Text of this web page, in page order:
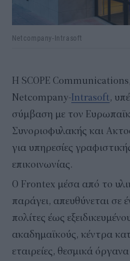
Netcompany-Intrasoft
Η SCOPE
Netcompany-Intrasoft,
σύμβαση με τον
Συνοριοφυλακής και
για υπηρεσίες
επικοινωνίας.
Ο Frontex μέσα από το
παράγει, απευθύνεται σε
πολίτες έως
ακαδημαϊκούς, κέντρα
εταιρείες, θεσμικά